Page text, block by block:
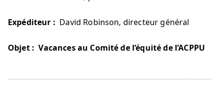
Expéditeur : David Robinson, directeur général
Objet : Vacances au Comité de l’équité de l’ACPPU